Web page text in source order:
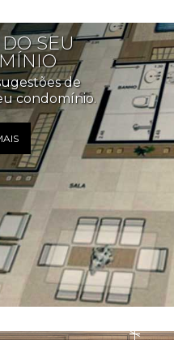
SEU
de
condomínio.